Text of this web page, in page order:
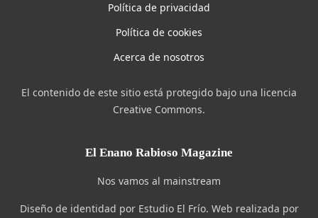
Política de privacidad
Política de cookies
Acerca de nosotros
El contenido de este sitio está protegido bajo una licencia
Creative Commons.
El Enano Rabioso Magazine
Nos vamos al mainstream
Diseño de identidad por Estudio El Frío. Web realizada por